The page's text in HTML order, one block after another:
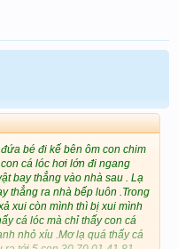
bé đi kế bên ôm con chim
cá lóc hơi lớn đi ngang
bay thẳng vào nhà sau . Lạ
thẳng ra nhà bếp luôn .Trong
xui còn mình thì bị xui mình
cá lóc mà chỉ thấy con cá
nhỏ xíu .Mơ lạ quá thấy cá